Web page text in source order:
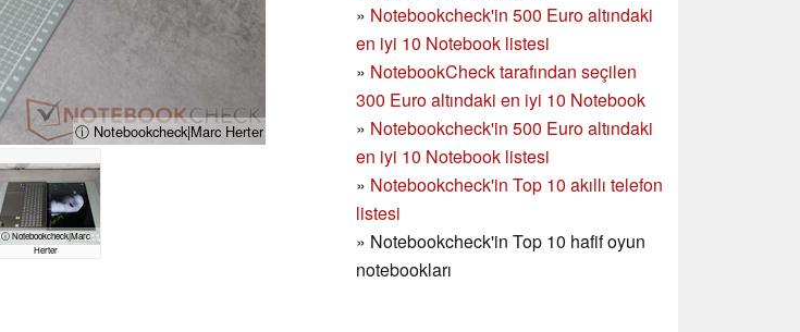
» Notebookcheck'in 500 Euro altındaki
en iyi 10 Notebook listesi
» NotebookCheck tarafından seçilen
300 Euro altındaki en iyi 10 Notebook
» Notebookcheck'in 500 Euro altındaki
en iyi 10 Notebook listesi
» Notebookcheck'in Top 10 akıllı telefon
listesi
» Notebookcheck'in Top 10 hafif oyun
notebookları
ⓘ Notebookcheck|Marc Herter
ⓘ Notebookcheck|Marc
Herter